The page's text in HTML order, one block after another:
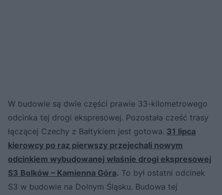
W budowie są dwie części prawie 33-kilometrowego
odcinka tej drogi ekspresowej. Pozostała cześć trasy
łączącej Czechy z Bałtykiem jest gotowa. 31 lipca
kierowcy po raz pierwszy przejechali nowym
odcinkiem wybudowanej właśnie drogi ekspresowej
S3 Bolków – Kamienna Góra. To był ostatni odcinek
S3 w budowie na Dolnym Śląsku. Budowa tej